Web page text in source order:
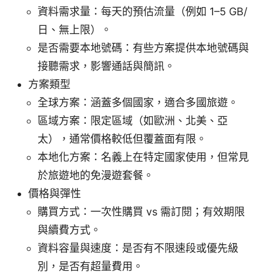
資料需求量：每天的預估流量（例如 1–5 GB/
日、無上限）。
是否需要本地號碼：有些方案提供本地號碼與
接聽需求，影響通話與簡訊。
方案類型
全球方案：涵蓋多個國家，適合多國旅遊。
區域方案：限定區域（如歐洲、北美、亞
太），通常價格較低但覆蓋面有限。
本地化方案：名義上在特定國家使用，但常見
於旅遊地的免漫遊套餐。
價格與彈性
購買方式：一次性購買 vs 需訂閱；有效期限
與續費方式。
資料容量與速度：是否有不限速段或優先級
別，是否有超量費用。